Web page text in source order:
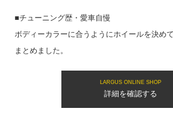
■チューニング歴・愛車自慢
ボディーカラーに合うようにホイールを決め
まとめました。
LARGUS ONLINE SHOP
詳細を確認する